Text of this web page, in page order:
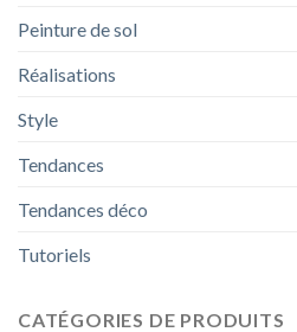
Peinture de sol
Réalisations
Style
Tendances
Tendances déco
Tutoriels
CATÉGORIES DE PRODUITS